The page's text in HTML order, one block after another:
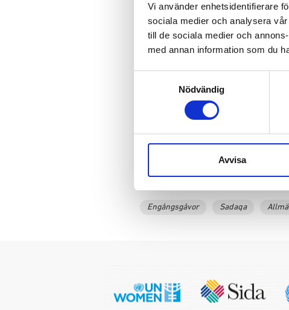
Vi använder enhetsidentifierare
sociala medier och analysera
till de sociala medier och
med annan information som du
Nödvändig
Avvisa
Vanliga
Vad innebär en allmän
Hur används min gåva?
Engångsgåvor Sadaqa